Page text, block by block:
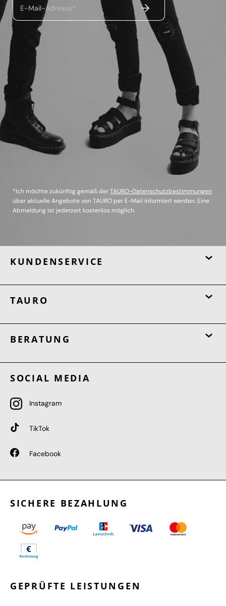
E-Mail-Adresse* ABSENDEN
*Ich möchte zukünftig gemäß derTAURO-Datenschutzbestimmungen
über aktuelle Angebote von TAURO per E-Mail informiert werden. Eine
Abmeldung ist jederzeit kostenlos möglich.
KUNDENSERVICE
TAURO
BERATUNG
SOCIAL MEDIA
Instagram
TikTok
Facebook
SICHERE BEZAHLUNG
GEPRÜFTE LEISTUNGEN